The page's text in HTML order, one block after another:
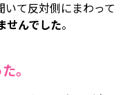
いて反対側にまわって
せんでした。
。